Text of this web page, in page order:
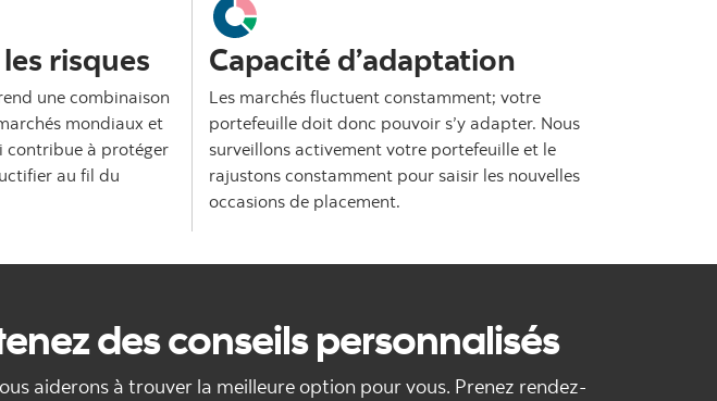
risques
une combinaison
mondiaux et
contribue à protéger
au fil du
Capacité d’adaptation
Les marchés fluctuent constamment; votre
portefeuille doit donc pouvoir s’y adapter. Nous
surveillons activement votre portefeuille et le
rajustons constamment pour saisir les nouvelles
occasions de placement.
des conseils personnalisés
aiderons à trouver la meilleure option pour vous. Prenez rendez-